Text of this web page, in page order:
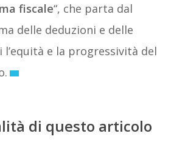
fiscale“, che parta dal
delle deduzioni e delle
e la progressività del
di questo articolo